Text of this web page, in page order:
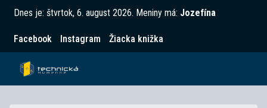
Dnes je: štvrtok, 6. august 2026. Meniny má: Jozefína
Facebook Instagram Žiacka knižka